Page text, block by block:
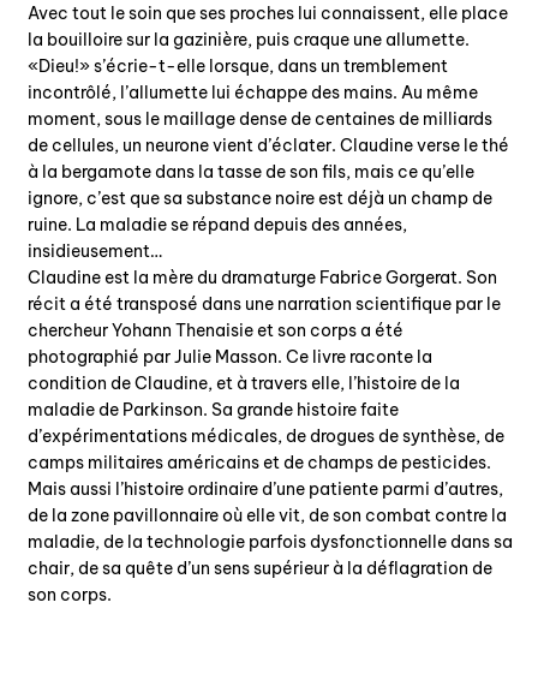
Avec tout le soin que ses proches lui connaissent, elle place
la bouilloire sur la gazinière, puis craque une allumette.
«Dieu!» s’écrie-t-elle lorsque, dans un tremblement
incontrôlé, l’allumette lui échappe des mains. Au même
moment, sous le maillage dense de centaines de milliards
de cellules, un neurone vient d’éclater. Claudine verse le thé
à la bergamote dans la tasse de son fils, mais ce qu’elle
ignore, c’est que sa substance noire est déjà un champ de
ruine. La maladie se répand depuis des années,
insidieusement…
Claudine est la mère du dramaturge Fabrice Gorgerat. Son
récit a été transposé dans une narration scientifique par le
chercheur Yohann Thenaisie et son corps a été
photographié par Julie Masson. Ce livre raconte la
condition de Claudine, et à travers elle, l’histoire de la
maladie de Parkinson. Sa grande histoire faite
d’expérimentations médicales, de drogues de synthèse, de
camps militaires américains et de champs de pesticides.
Mais aussi l’histoire ordinaire d’une patiente parmi d’autres,
de la zone pavillonnaire où elle vit, de son combat contre la
maladie, de la technologie parfois dysfonctionnelle dans sa
chair, de sa quête d’un sens supérieur à la déflagration de
son corps.